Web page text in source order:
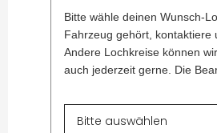
Bitte wähle deinen Wunsch-
Fahrzeug gehört, kontaktiere
Andere Lochkreise können
auch jederzeit gerne. Die